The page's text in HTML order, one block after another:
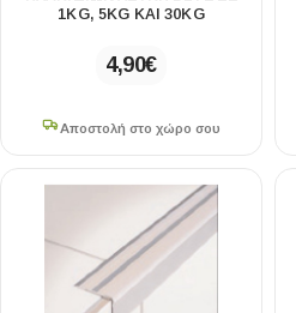
1KG, 5KG ΚΑΙ 30KG
4,90€
Αποστολή στο χώρο σου